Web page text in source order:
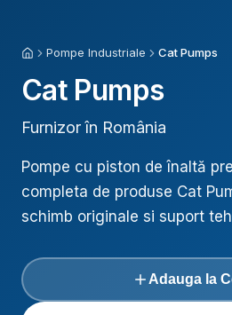
AcasăPompe Industriale Cat Pumps
Cat Pumps
Furnizor în România
Pompe cu piston de înaltă
completa de produse Cat
schimb originale si suport
Adauga la